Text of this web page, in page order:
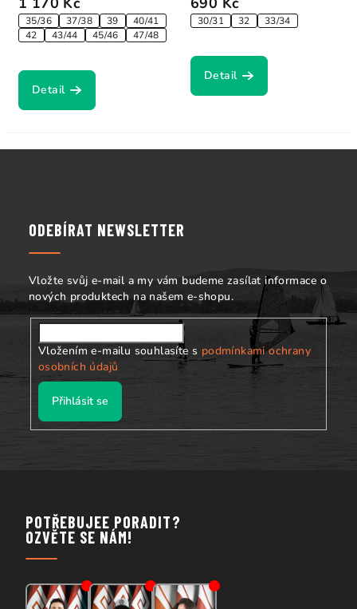
35/36 37/38 39
40/41
42
43/44 45/46 47/48
Detail
30/31 32 33/34
Detail
ODEBÍRAT NEWSLETTER
Vložte svůj e-mail a my vám budeme zasílat informace o
nových produktech na našem e-shopu.
Vložením e-mailu souhlasíte s podmínkami ochrany
osobních údajů
Přihlásit se
POTŘEBUJEE PORADIT?
OZVĚTE SE NÁM!